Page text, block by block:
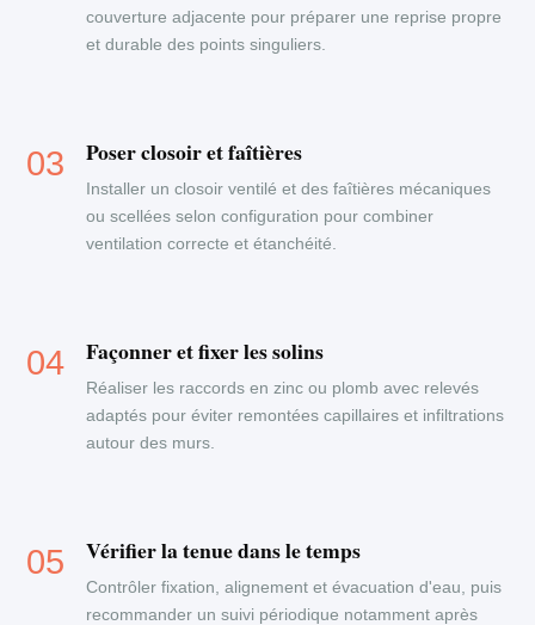
couverture adjacente pour préparer une reprise propre
et durable des points singuliers.
Poser closoir et faîtières
Installer un closoir ventilé et des faîtières mécaniques
ou scellées selon configuration pour combiner
ventilation correcte et étanchéité.
Façonner et fixer les solins
Réaliser les raccords en zinc ou plomb avec relevés
adaptés pour éviter remontées capillaires et infiltrations
autour des murs.
Vérifier la tenue dans le temps
Contrôler fixation, alignement et évacuation d'eau, puis
recommander un suivi périodique notamment après